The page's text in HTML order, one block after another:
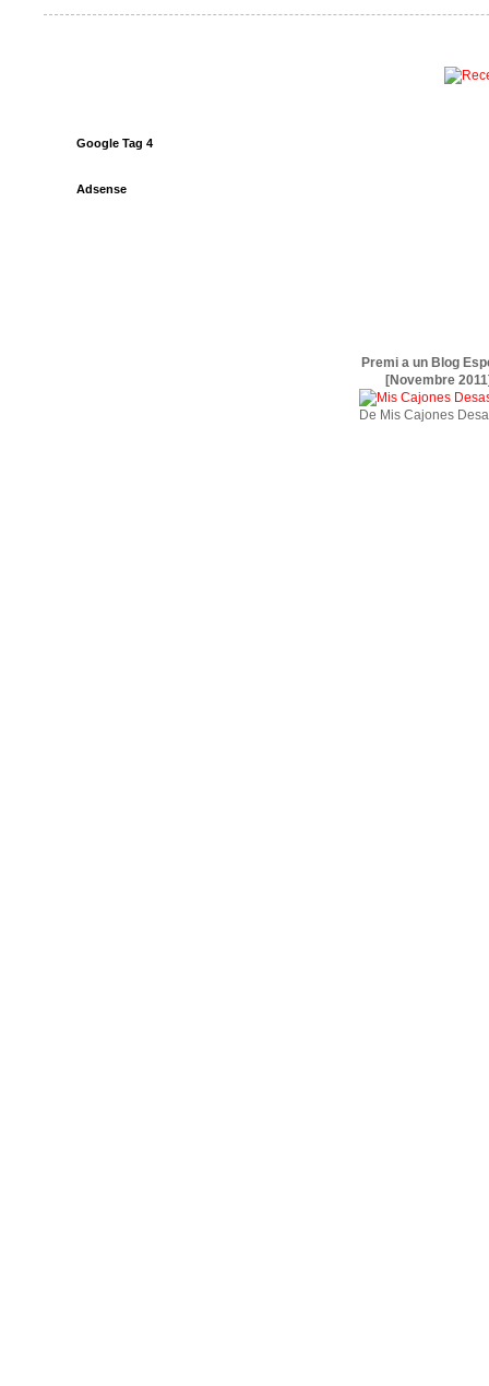
Google Tag 4
Adsense
Premi a un Blog
[Novembre
De Mis Cajones